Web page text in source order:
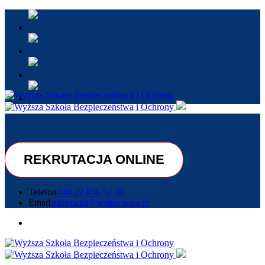
REKRUTACJA ONLINE
Telefon+48 22 856 52 06
Emailsekretariat@wsbio.waw.pl